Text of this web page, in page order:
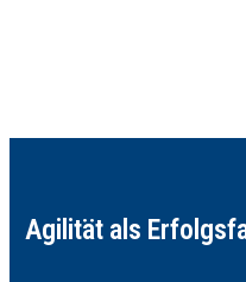
Agilität als